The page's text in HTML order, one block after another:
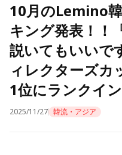
10月のLemino
キング発表！！
説いてもいいで
ィレクターズカ
1位にランクイン
2025/11/27 韓流・アジア